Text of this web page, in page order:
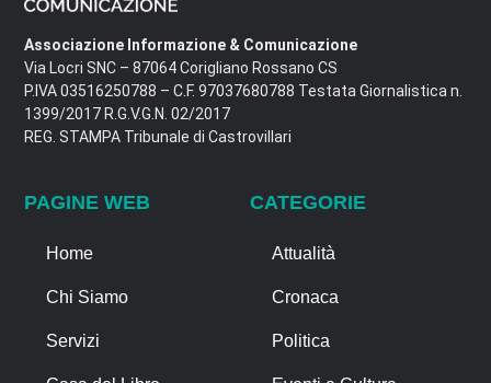
Associazione Informazione & Comunicazione
Via Locri SNC – 87064 Corigliano Rossano CS
P.IVA 03516250788 – C.F. 97037680788 Testata Giornalistica n.
1399/2017 R.G.V.G.N. 02/2017
REG. STAMPA Tribunale di Castrovillari
PAGINE WEB
Home
Chi Siamo
Servizi
CATEGORIE
Attualità
Cronaca
Politica